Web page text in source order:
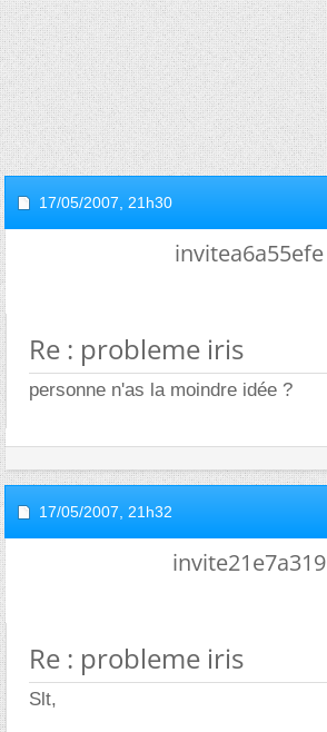
17/05/2007, 21h30
invitea6a55efe
Re : probleme iris
personne n'as la moindre idée ?
17/05/2007, 21h32
invite21e7a319
Re : probleme iris
Slt,